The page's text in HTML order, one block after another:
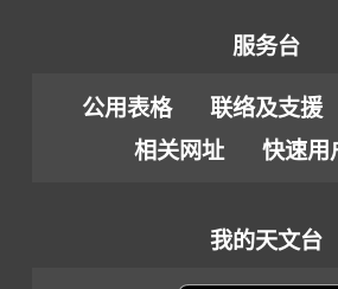
服务台
公用表格 联络及支援
相关网址
快速用
我的天文台